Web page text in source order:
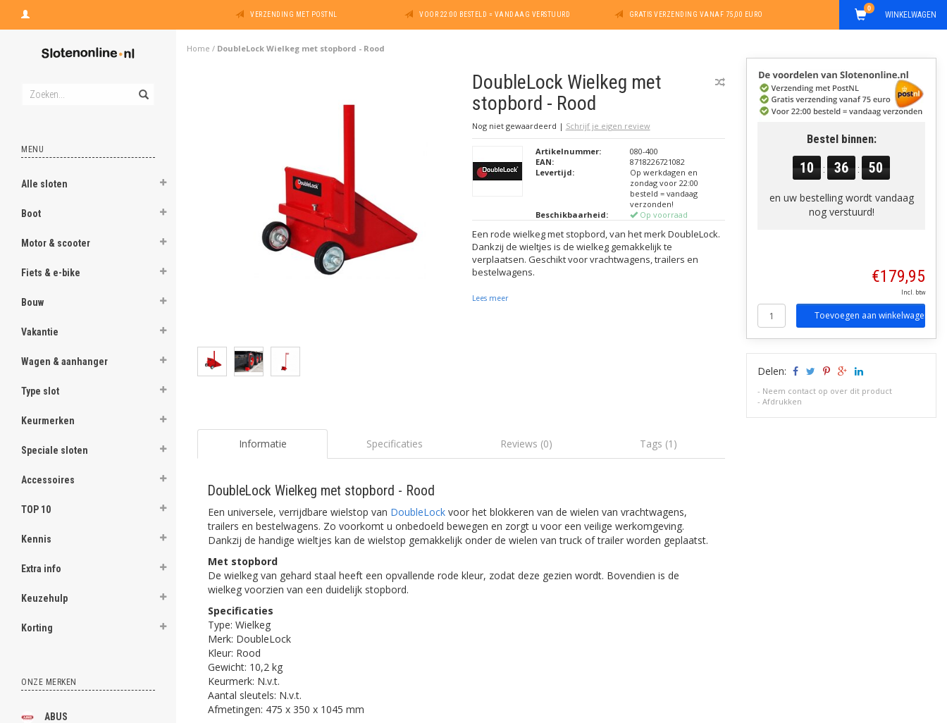
VERZENDING MET POSTNL VOOR 22:00 BESTELD = VANDAAG VERSTUURD GRATIS VERZENDING VANAF 75,00 EURO WINKELWAGEN
0
MENU
Alle sloten
Boot
Motor & scooter
Fiets & e-bike
Bouw
Vakantie
Wagen & aanhanger
Type slot
Keurmerken
Speciale sloten
Accessoires
TOP 10
Kennis
Extra info
Keuzehulp
Korting
ONZE MERKEN
ABUS
Home / DoubleLock Wielkeg met stopbord - Rood
DoubleLock Wielkeg met
stopbord - Rood
Nog niet gewaardeerd | Schrijf je eigen review
Artikelnummer:
080-400
EAN:
8718226721082
Levertijd:
Op werkdagen en
zondag voor 22:00
besteld = vandaag
verzonden!
Beschikbaarheid:
Op voorraad
Een rode wielkeg met stopbord, van het merk DoubleLock.
Dankzij de wieltjes is de wielkeg gemakkelijk te
verplaatsen. Geschikt voor vrachtwagens, trailers en
bestelwagens.
Lees meer
Informatie Specificaties Reviews (0) Tags (1)
DoubleLock Wielkeg met stopbord - Rood
Een universele, verrijdbare wielstop van DoubleLock voor het blokkeren van de wielen van vrachtwagens,
trailers en bestelwagens. Zo voorkomt u onbedoeld bewegen en zorgt u voor een veilige werkomgeving.
Dankzij de handige wieltjes kan de wielstop gemakkelijk onder de wielen van truck of trailer worden geplaatst.
Met stopbord
De wielkeg van gehard staal heeft een opvallende rode kleur, zodat deze gezien wordt. Bovendien is de
wielkeg voorzien van een duidelijk stopbord.
Specificaties
Type: Wielkeg
Merk: DoubleLock
Kleur: Rood
Gewicht: 10,2 kg
Keurmerk: N.v.t.
Aantal sleutels: N.v.t.
Afmetingen: 475 x 350 x 1045 mm
Bestel binnen:
10 : 36 : 49
en uw bestelling wordt vandaag
nog verstuurd!
€179,95
Incl. btw
Toevoegen aan winkelwagen
Delen:
- Neem contact op over dit product
-Afdrukken